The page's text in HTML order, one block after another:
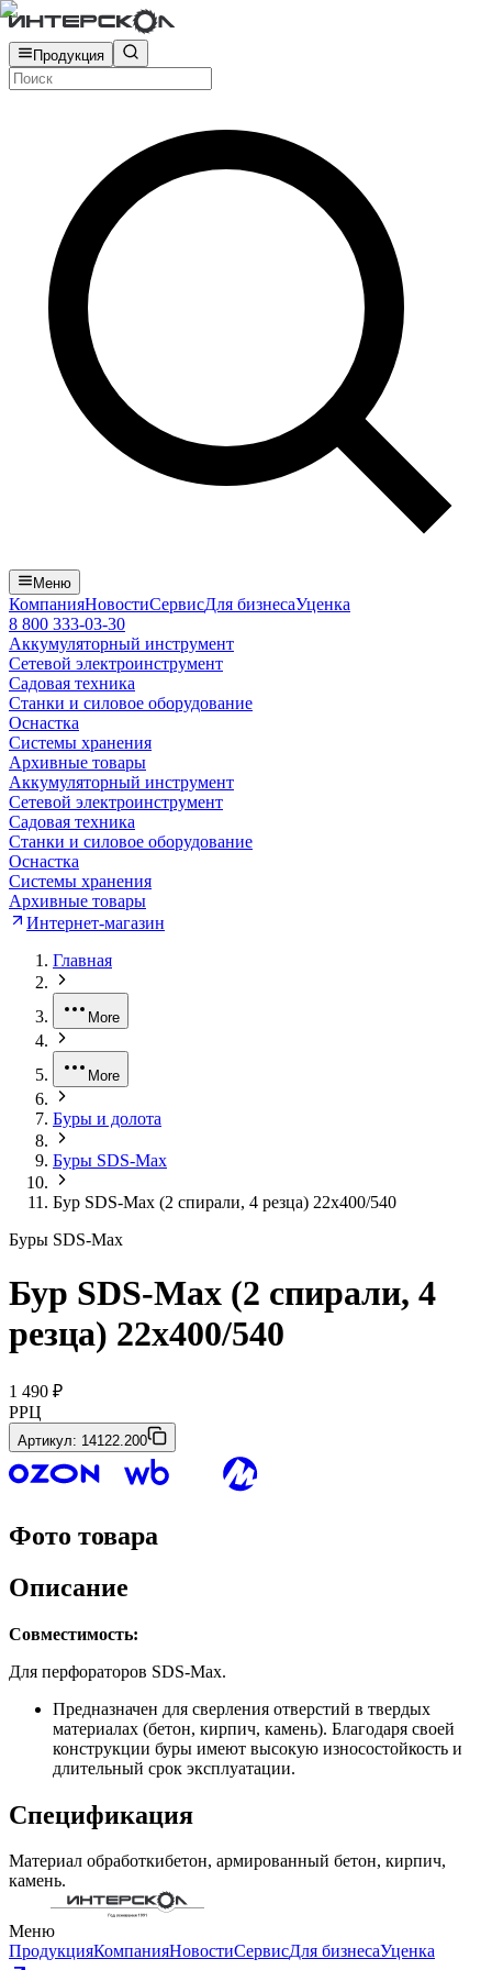
Продукция
Меню
КомпанияНовостиСервисДля бизнесаУценка
8 800 333-03-30
Аккумуляторный инструмент
Сетевой электроинструмент
Садовая техника
Станки и силовое оборудование
Оснастка
Системы хранения
Архивные товары
Аккумуляторный инструмент
Сетевой электроинструмент
Садовая техника
Станки и силовое оборудование
Оснастка
Системы хранения
Архивные товары
Интернет-магазин
Главная
More
More
Буры и долота
Буры SDS-Max
Бур SDS-Max (2 спирали, 4 резца) 22х400/540
Буры SDS-Max
Бур SDS-Max (2 спирали, 4
резца) 22х400/540
1 490 ₽
РРЦ
Артикул: 14122.200
Фото товара
Описание
Совместимость:
Для перфораторов SDS-Max.
Предназначен для сверления отверстий в твердых
материалах (бетон, кирпич, камень). Благодаря своей
конструкции буры имеют высокую износостойкость и
длительный срок эксплуатации.
Спецификация
Материал обработкибетон, армированный бетон, кирпич,
камень.
Меню
ПродукцияКомпанияНовостиСервисДля бизнесаУценка